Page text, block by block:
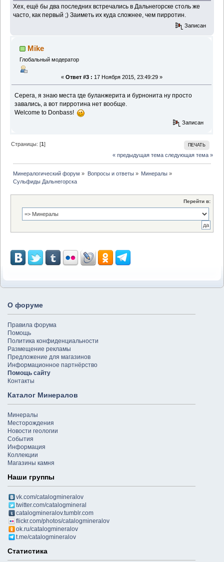
Хех, ещё бы два последних встречались в Дальнегорске столь же
часто, как первый ;) Заиметь их куда сложнее, чем пирротин.
Записан
Mike
Глобальный модератор
« Ответ #3 : 17 Ноября 2015, 23:49:29 »
Серега, я знаю места где буланжерита и бурнонита ну просто
завались, а вот пирротина нет вообще.
Welcome to Donbass!
Записан
ПЕЧАТЬ
Страницы: [1]
« предыдущая тема следующая тема »
Минералогический форум » Вопросы и ответы» Минералы»
Сульфиды Дальнегорска
Перейти в:
О форуме
Правила форума
Помощь
Политика конфиденциальности
Размещение рекламы
Предложение для магазинов
Информационное партнёрство
Помощь сайту
Контакты
Каталог Минералов
Минералы
Месторождения
Новости геологии
События
Информация
Коллекции
Магазины камня
Наши группы
vk.com/catalogmineralov
twitter.com/catalogmineral
catalogmineralov.tumblr.com
flickr.com/photos/catalogmineralov
ok.ru/catalogmineralov
t.me/catalogmineralov
Статистика